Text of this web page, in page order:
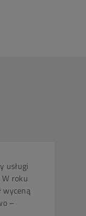
usługi
W roku
wyceną
–